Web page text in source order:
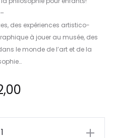
–
des expériences artistico-
à jouer au musée, des
le monde de l’art et de la